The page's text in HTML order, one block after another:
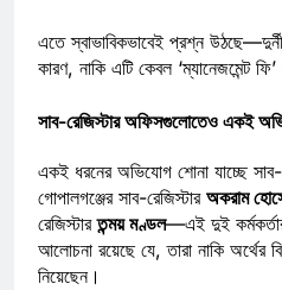
এতে স্বাভাবিকভাবেই প্রশ্ন
কারণ, নাকি এটি কেবল ‘ম্যানেজমেন্ট
সাব-রেজিস্টার অফিসগুলোতেও একই
একই ধরনের অভিযোগ শোনা যাচ্ছে
গোপালগঞ্জের সাব-রেজিস্টার অকরাম
রেজিস্টারতন্ময় মণ্ডল—এই দুই
আলোচনা রয়েছে যে, তারা নাকি অর্থের
নিয়েছেন।